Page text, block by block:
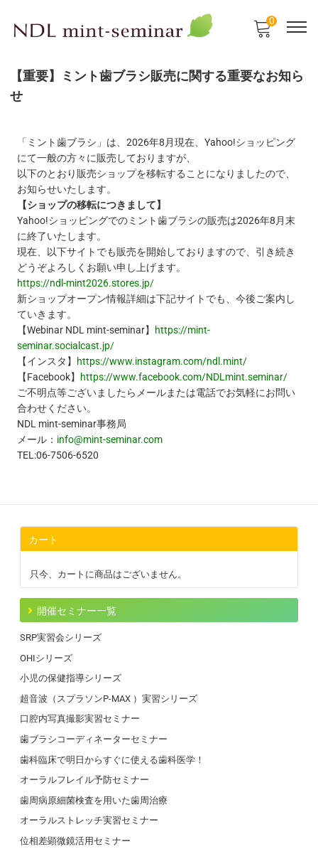
0
【重要】ミント歯ブラシ販売に関する重要なお知ら
せ
「ミント歯ブラシ」は、2026年8月現在、Yahoo!ショッピング
にて一般の方々に販売しておりますが、
以下のとおり販売ショップを移転することになりましたので、
お知らせいたします。
【ショップの移転につきまして】
Yahoo!ショッピングでのミント歯ブラシの販売は2026年8月末
に終了いたします。
現在、以下サイトでも販売を開始しておりますので、引き続き
どうぞよろしくお願い申し上げます。
https://ndl-mint2026.stores.jp/
新ショップオープン情報詳細は下記サイトでも、今後ご案内し
ていきます。
【Webinar NDL mint-seminar】
https://mint-
seminar.socialcast.jp/
【インスタ】
https://www.instagram.com/ndl.mint/
【Facebook】
https://www.facebook.com/NDLmint.seminar/
ご不明点等ございましたらメールまたは電話でお気軽にお問い
合わせください。
NDL mint-seminar事務局
メール： info@mint-seminar.com
TEL:06-7506-6520
カート
只今、カートに商品はございません。
開催セミナー一覧
SRP実習会シリーズ
OHIシリーズ
小児の保健指導シリーズ
超音波（スプラソンP-MAX ）実習シリーズ
口腔内写真撮影実習セミナー
歯ブラシコーディネーターセミナー
歯科臨床で明日からすぐに使える歯科医学！
オーラルフレイル予防セミナー
歯周病原細菌検査を用いた歯周治療
オーラルストレッチ実習セミナー
位相差顕微鏡活用セミナー